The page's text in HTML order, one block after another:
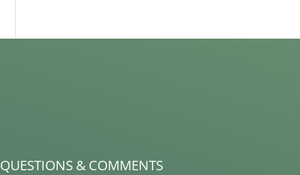
QUESTIONS & COMMENTS